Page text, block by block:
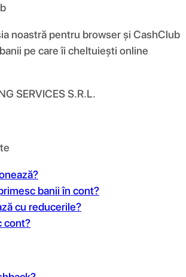
noastră pentru browser și CashClub
pe care îi cheltuiești online
SERVICES S.R.L.
banii în cont?
cu reducerile?
cont?